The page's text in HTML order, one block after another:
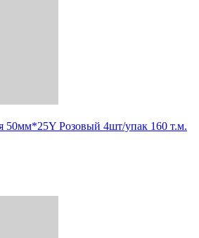
50мм*25Y Розовый 4шт/упак 160 т.м.